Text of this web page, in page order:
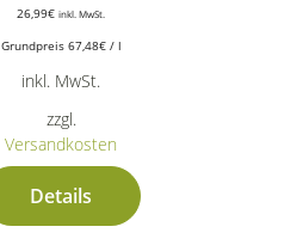
26,99€ inkl. MwSt.
Grundpreis 67,48€/ l
inkl. MwSt.
zzgl.
Versandkosten
Details